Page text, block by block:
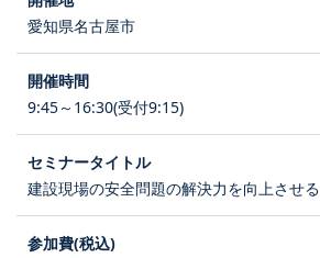
愛知県名古屋市
9:45～16:30(受付9:15)
建設現場の安全問題の解決力を向上させる